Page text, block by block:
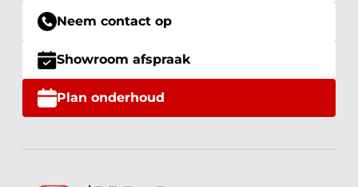
Neem contact op
Showroom afspraak
Plan onderhoud